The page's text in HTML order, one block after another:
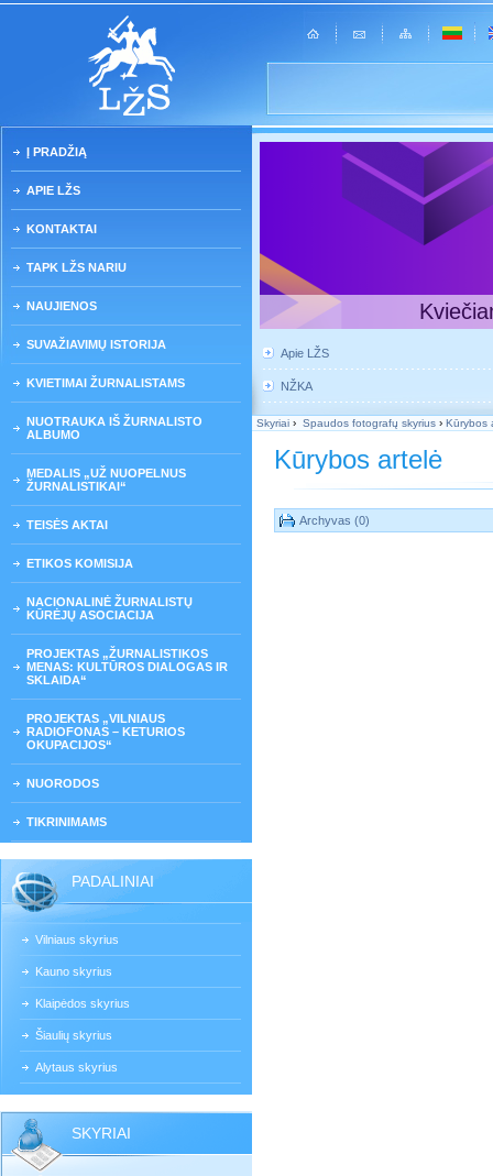
Į PRADŽIĄ
APIE LŽS
KONTAKTAI
TAPK LŽS NARIU
NAUJIENOS
SUVAŽIAVIMŲ ISTORIJA
KVIETIMAI ŽURNALISTAMS
NUOTRAUKA IŠ ŽURNALISTO
ALBUMO
MEDALIS „UŽ NUOPELNUS
ŽURNALISTIKAI“
TEISĖS AKTAI
ETIKOS KOMISIJA
NACIONALINĖ ŽURNALISTŲ
KŪRĖJŲ ASOCIACIJA
PROJEKTAS „ŽURNALISTIKOS
MENAS: KULTŪROS DIALOGAS IR
SKLAIDA“
PROJEKTAS „VILNIAUS
RADIOFONAS – KETURIOS
OKUPACIJOS“
NUORODOS
TIKRINIMAMS
PADALINIAI
Vilniaus skyrius
Kauno skyrius
Klaipėdos skyrius
Šiaulių skyrius
Alytaus skyrius
SKYRIAI
Apie LŽS
NŽKA
Skyriai › Spaudos fotografų skyrius › Kūrybos
Kūrybos artelė
Archyvas (0)